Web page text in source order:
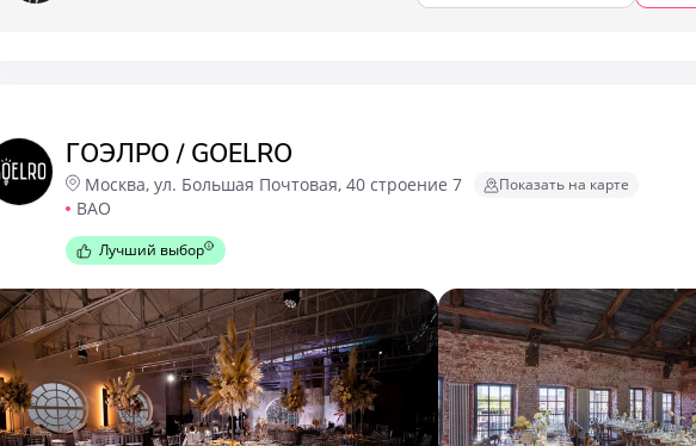
ГОЭЛРО / GOELRO
Москва, ул. Большая Почтовая, 40 строение 7
ВАО
Показать на карте
Лучший выбор